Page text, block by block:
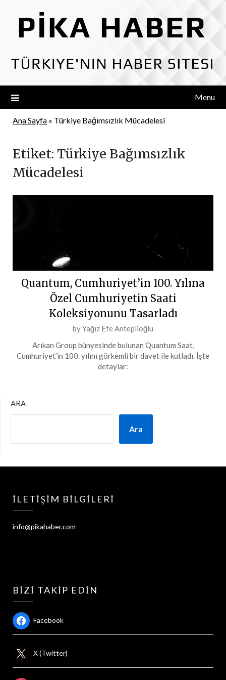
content
Menu
Ana Sayfa » Türkiye Bağımsızlık Mücadelesi
Etiket: Türkiye Bağımsızlık
Mücadelesi
Quantum, Cumhuriyet’in 100. Yılına
Özel Cumhuriyetin Saati
Koleksiyonunu Tasarladı
Posted
on
18
byYağız Efe Anteplioğlu
Arıkan Group bünyesinde bulunan Quantum Saat,
Cumhuriyet’in 100. yılını görkemli bir davet ile kutladı. İşte
detaylar:
ARA
Ara
İLETIŞIM BILGILERI
info@pikahaber.com
BIZI TAKIP EDIN
Facebook
X (Twitter)